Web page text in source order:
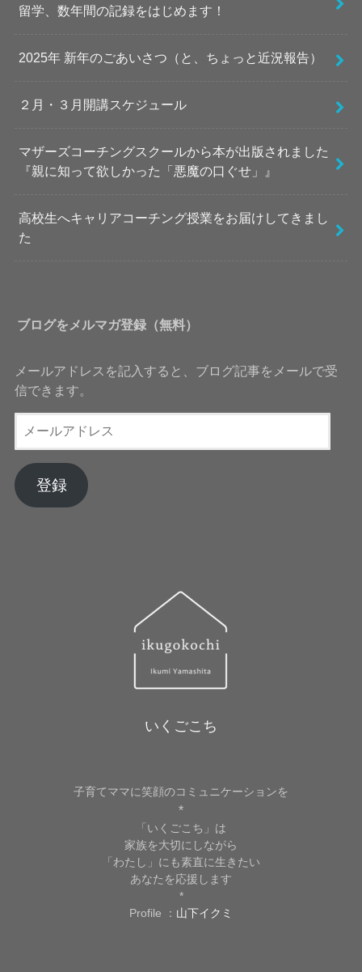
留学、数年間の記録をはじめます！
2025年 新年のごあいさつ（と、ちょっと近況報告）
２月・３月開講スケジュール
マザーズコーチングスクールから本が出版されました
『親に知って欲しかった「悪魔の口ぐせ」』
高校生へキャリアコーチング授業をお届けしてきまし
た
ブログをメルマガ登録（無料）
メールアドレスを記入すると、ブログ記事をメールで受
信できます。
ー
ア
ド
登録
いくごこち
子育てママに笑顔のコミュニケーションを
*
「いくごこち」は
家族を大切にしながら
「わたし」にも素直に生きたい
あなたを応援します
*
Profile ： 山下イクミ